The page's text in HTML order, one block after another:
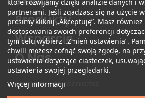
Produkty
Wsparcie
O Nas
które rozwijamy dzięki analizie danych i
partnerami. Jeśli zgadzasz się na użycie
prosimy kliknij „Akceptuję”. Masz również
dostosowania swoich preferencji
tym celu wybierz „Zmień ustawienia”.
chwili możesz cofnąć swoją zgodę, na
ustawienia dotyczące ciasteczek,
ustawienia swojej przeglądarki.
Więcej informacji
Nagrody i wyróżnienia: